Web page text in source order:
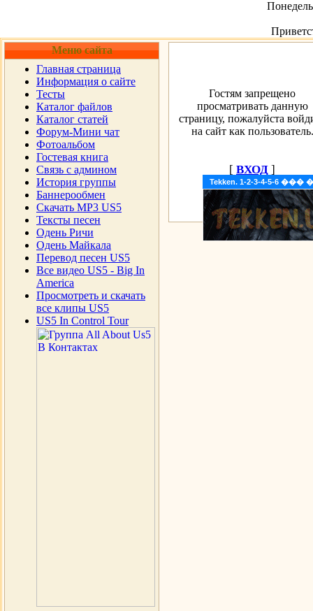
Меню сайта
Главная страница
Информация о сайте
Тесты
Каталог файлов
Каталог статей
Форум-Мини чат
Фотоальбом
Гостевая книга
Cвязь с админом
История группы
Баннерообмен
Скачать MP3 US5
Тексты песен
Одень Ричи
Одень Майкала
Перевод песен US5
Все видео US5 - Big In
America
Просмотреть и скачать
все клипы US5
US5 In Control Tour
Tekken. 1-2-3-4-5-6
Гостям запрещено
просматривать данную
страницу, пожалуйста
на сайт как пользователь.
[ ВХОД ]